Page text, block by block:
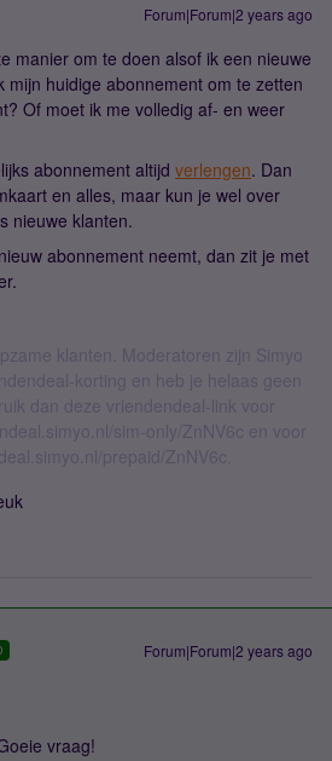
Forum|Forum|2 years ago
manier om te doen alsof ik een nieuwe
mijn huidige abonnement om te zetten
Of moet ik me volledig af- en weer
abonnement altijd verlengen. Dan
en alles, maar kun je wel over
nieuwe klanten.
abonnement neemt, dan zit je met
klanten. Moderatoren zijn Simyo
korting en heb je helaas geen
dan deze vriendendeal-link voor
sim-only/ZnNV6c en voor
prepaid/ZnNV6c.
Forum|Forum|2 years ago
vraag!